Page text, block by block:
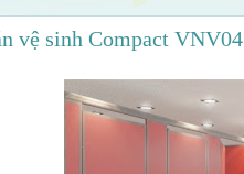
vệ sinh Compact VNV04